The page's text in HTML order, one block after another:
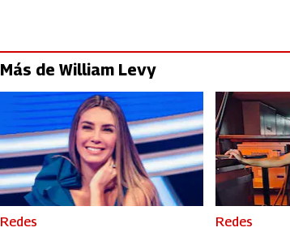
Más de William Levy
Redes Redes